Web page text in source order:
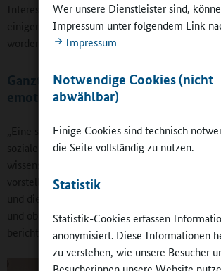
Wer unsere Dienstleister sind,
Impressum unter folgendem Link
Impressum
Notwendige Cookies (nicht
abwählbar)
Einige Cookies sind technisch
die Seite vollständig zu nutzen.
Statistik
Statistik-Cookies erfassen
anonymisiert. Diese Informationen
zu verstehen, wie unsere Besucher
Interessant sei gewesen, dass manche
einigen Schülerinnen und Schülern als freiwillig
worden seien.
Ganztags-AG zur Förderung sozialer
emotionaler Kompetenz
„Eine starke Reise für die Gruppe“ heißt ein
sozialer Kompetenzen, das Heike Moyano-
wissenschaftliche Mitarbeiterin an der
vorstellte. „Wir wollen wissen, ob die offene
und die Mittagsbetreuung sozial-emotionale
und ob die Intervention bei den Akteuren
berichtete sie.